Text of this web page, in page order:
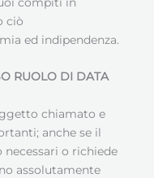
ciò
ed indipendenza.
RUOLO DI DATA
chiamato e
anche se il
o richiede
assolutamente